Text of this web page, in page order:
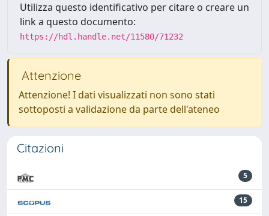
Utilizza questo identificativo per citare o creare un
link a questo documento:
https://hdl.handle.net/11580/71232
Attenzione
Attenzione! I dati visualizzati non sono stati
sottoposti a validazione da parte dell'ateneo
Citazioni
5
15